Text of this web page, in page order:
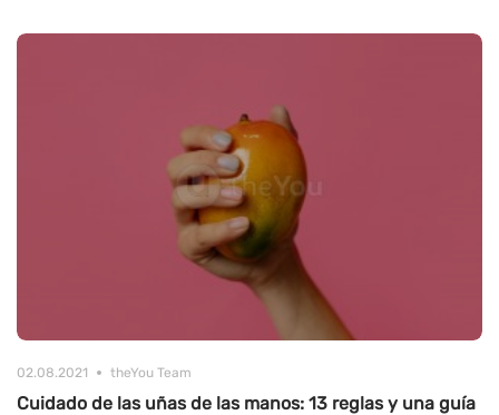
02.08.2021 theYou Team
Cuidado de las uñas de las manos: 13 reglas y una guía